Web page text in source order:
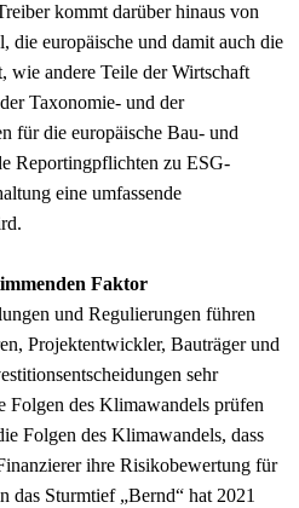
kommt darüber hinaus von
die europäische und damit auch die
wie andere Teile der Wirtschaft
Taxonomie- und der
für die europäische Bau- und
Reportingpflichten zu ESG-
eine umfassende
Faktor
und Regulierungen führen
Projektentwickler, Bauträger und
sehr
des Klimawandels prüfen
Folgen des Klimawandels, dass
ihre Risikobewertung für
das Sturmtief „Bernd“ hat 2021